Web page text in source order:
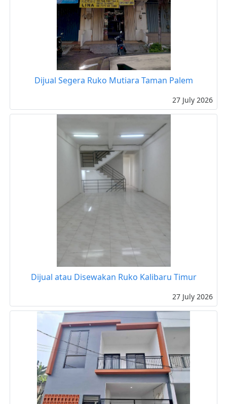
Dijual Segera Ruko Mutiara Taman Palem
27 July 2026
Dijual atau Disewakan Ruko Kalibaru Timur
27 July 2026